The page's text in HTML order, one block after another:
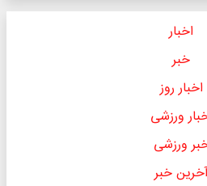
اخبار
خبر
اخبار روز
ورزشی
ورزشی
خبر